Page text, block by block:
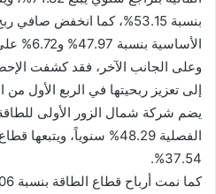
بنسبة 53.15%، كما انخفض
الأساسية بنسبة 47.97% و6.72% على التوالي.
إلى تعزيز ربحيتها في الربع الأول من
يضم شركة شمال الزور الأولى
الفصلية 48.29% سنوياً،
37.54%.